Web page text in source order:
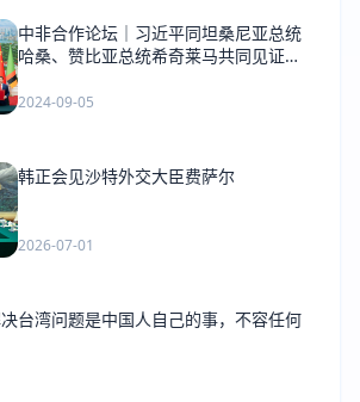
中非合作论坛｜习近平同坦桑尼亚总统
哈桑、赞比亚总统希奇莱马共同见证签
2024-09-05
韩正会见沙特外交大臣费萨尔
2026-07-01
台湾问题是中国人自己的事，不容任何